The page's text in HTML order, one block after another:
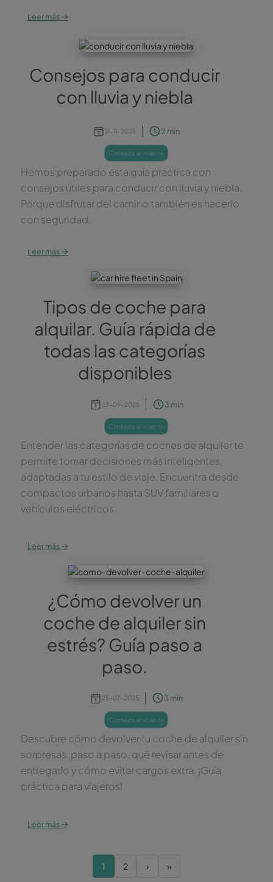
Leer más →
Consejos para conducir
con lluvia y niebla
17-11-2025 2 min
consejos al volante
Hemos preparado esta guía práctica con
consejos útiles para conducir con lluvia y niebla.
Porque disfrutar del camino también es hacerlo
con seguridad.
Leer más →
Tipos de coche para
alquilar. Guía rápida de
todas las categorías
disponibles
23-09-2025 3 min
consejos al volante
Entender las categorías de coches de alquiler te
permite tomar decisiones más inteligentes,
adaptadas a tu estilo de viaje. Encuentra desde
compactos urbanos hasta SUV familiares o
vehículos eléctricos.
Leer más →
¿Cómo devolver un
coche de alquiler sin
estrés? Guía paso a
paso.
25-07-2025 3 min
consejos al volante
Descubre cómo devolver tu coche de alquiler sin
sorpresas: paso a paso, qué revisar antes de
entregarlo y cómo evitar cargos extra. ¡Guía
práctica para viajeros!
Leer más →
1 2 › »